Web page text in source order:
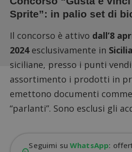
Sprite”: in palio set di
Il concorso è attivo dall’8
2024esclusivamente in Sicilia
siciliane, presso i punti
assortimento i prodotti in
emettono documenti
“parlanti”. Sono esclusi gli
Seguimi suWhatsApp: